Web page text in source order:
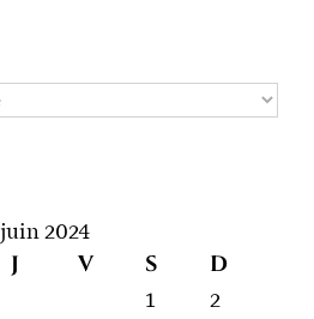
juin 2024
J V S D
1
2